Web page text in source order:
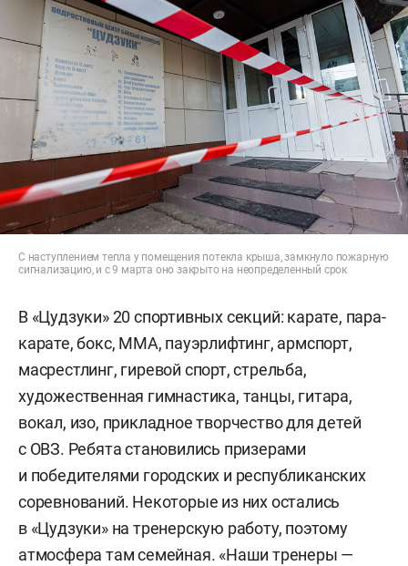
С наступлением тепла у помещения потекла крыша, замкнуло пожарную
сигнализацию, и с 9 марта оно закрыто на неопределенный срок
В «Цудзуки» 20 спортивных секций: карате, пара-
карате, бокс, ММА, пауэрлифтинг, армспорт,
масрестлинг, гиревой спорт, стрельба,
художественная гимнастика, танцы, гитара,
вокал, изо, прикладное творчество для детей
с ОВЗ. Ребята становились призерами
и победителями городских и республиканских
соревнований. Некоторые из них остались
в «Цудзуки» на тренерскую работу, поэтому
атмосфера там семейная. «Наши тренеры —